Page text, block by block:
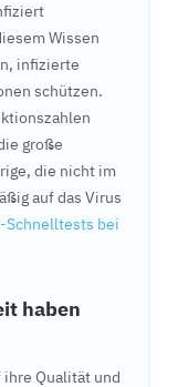
Wissen
infizierte
schützen.
große
die nicht im
auf das Virus
Schnelltests bei
haben
ihre Qualität und